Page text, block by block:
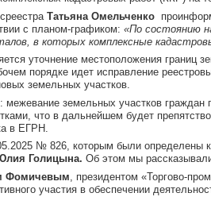
Татьяна Омельченко
с планом-графиком: «По состоянию
в которых комплексные
уточнение местоположения границ
порядке идет исправление
земельных участков.
земельных участков граждан
что в дальнейшем будет
в ЕГРН.
№ 826, которым были определены
Голицына. Об этом мы
Фомичевым , президентом «Торгово-
участия в обеспечении